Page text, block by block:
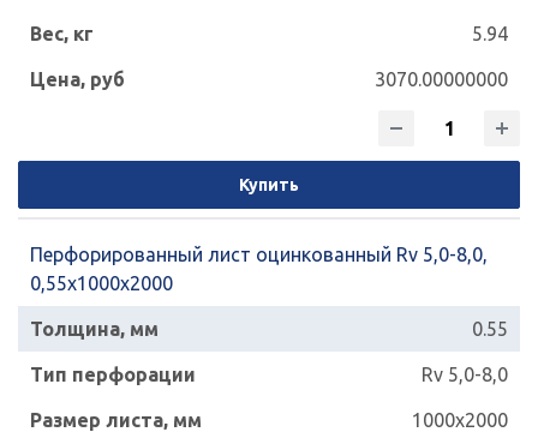
5.94
3070.00000000
Купить
Перфорированный лист оцинкованный Rv 5,0-8,0,
0,55х1000х2000
0.55
Rv 5,0-8,0
1000x2000